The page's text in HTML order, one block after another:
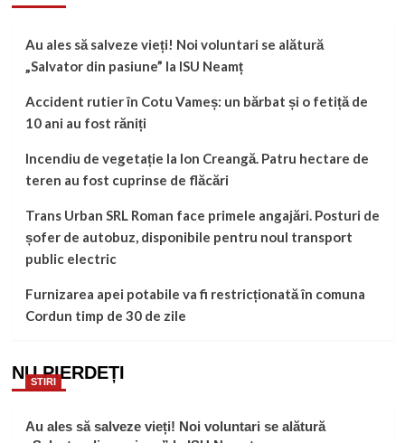
Au ales să salveze vieți! Noi voluntari se alătură
„Salvator din pasiune” la ISU Neamț
Accident rutier în Cotu Vameș: un bărbat și o fetiță de
10 ani au fost răniți
Incendiu de vegetație la Ion Creangă. Patru hectare de
teren au fost cuprinse de flăcări
Trans Urban SRL Roman face primele angajări. Posturi de
șofer de autobuz, disponibile pentru noul transport
public electric
Furnizarea apei potabile va fi restricționată în comuna
Cordun timp de 30 de zile
NU PIERDEȚI
STIRI
Au ales să salveze vieți! Noi voluntari se alătură